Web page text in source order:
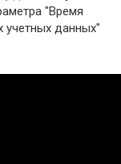
"Время
учетных данных"